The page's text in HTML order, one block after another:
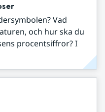
Vad
och hur ska du
procentsiffror? I